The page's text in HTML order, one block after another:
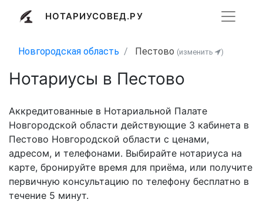
НОТАРИУСОВЕД.РУ
Новгородская область Пестово (изменить )
Нотариусы в Пестово
Аккредитованные в Нотариальной Палате
Новгородской области действующие 3 кабинета в
Пестово Новгородской области с ценами,
адресом, и телефонами. Выбирайте нотариуса на
карте, бронируйте время для приёма, или получите
первичную консультацию по телефону бесплатно в
течение 5 минут.